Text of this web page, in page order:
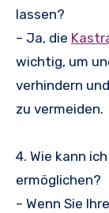
lassen?
– Ja, die
wichtig, um
verhindern
zu vermeiden.
4. Wie kann
ermöglichen?
– Wenn Sie